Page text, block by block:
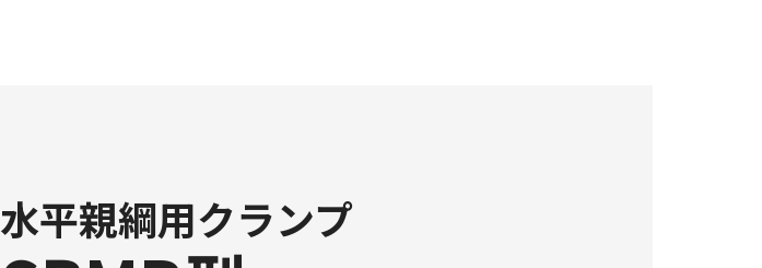
水平親綱用クランプ